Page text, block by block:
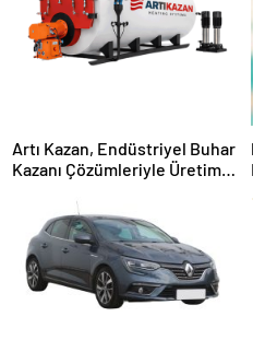
Artı Kazan, Endüstriyel Buhar
Kazanı Çözümleriyle Üretim
Sunuyor